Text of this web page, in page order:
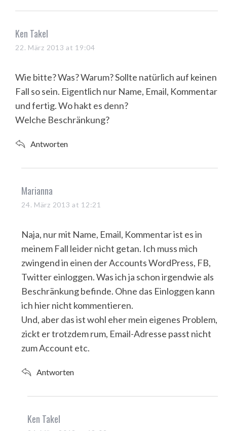
s
a
s
:
Ken Takel
22. März 2013 at 19:04
Wie bitte? Was? Warum? Sollte natürlich auf keinen
Fall so sein. Eigentlich nur Name, Email, Kommentar
und fertig. Wo hakt es denn?
Welche Beschränkung?
Antworten
s
a
s
:
Marianna
24. März 2013 at 12:21
Naja, nur mit Name, Email, Kommentar ist es in
meinem Fall leider nicht getan. Ich muss mich
zwingend in einen der Accounts WordPress, FB,
Twitter einloggen. Was ich ja schon irgendwie als
Beschränkung befinde. Ohne das Einloggen kann
ich hier nicht kommentieren.
Und, aber das ist wohl eher mein eigenes Problem,
zickt er trotzdem rum, Email-Adresse passt nicht
zum Account etc.
Antworten
s
Ken Takel